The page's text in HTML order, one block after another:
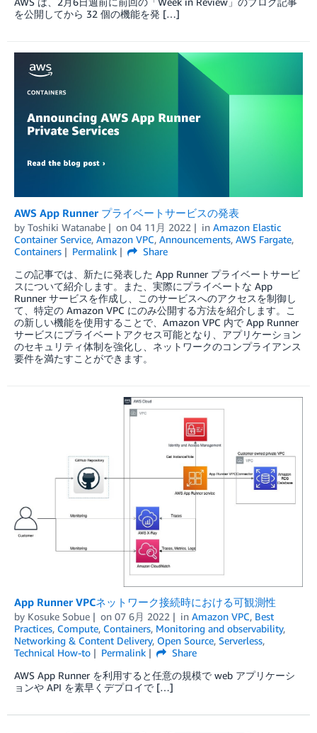
を公開してから 32 個の機能を発 […]
AWS App Runner プライベートサービスの発表
by Toshiki Watanabe on 04 11月 2022 in Amazon Elastic
Container Service, Amazon VPC, Announcements, AWS Fargate,
Containers
Permalink
Share
この記事では、新たに発表した App Runner プライベートサービ
スについて紹介します。また、実際にプライベートな App
Runner サービスを作成し、このサービスへのアクセスを制御し
て、特定の Amazon VPC にのみ公開する方法を紹介します。こ
の新しい機能を使用することで、Amazon VPC 内で App Runner
サービスにプライベートアクセス可能となり、アプリケーション
のセキュリティ体制を強化し、ネットワークのコンプライアンス
要件を満たすことができます。
App Runner VPCネットワーク接続時における可観測性
by Kosuke Sobue on 07 6月 2022 in Amazon VPC, Best
Practices, Compute, Containers, Monitoring and observability,
Networking & Content Delivery, Open Source, Serverless,
Technical How-to
Permalink
Share
AWS App Runner を利用すると任意の規模で web アプリケーシ
ョンや API を素早くデプロイで […]